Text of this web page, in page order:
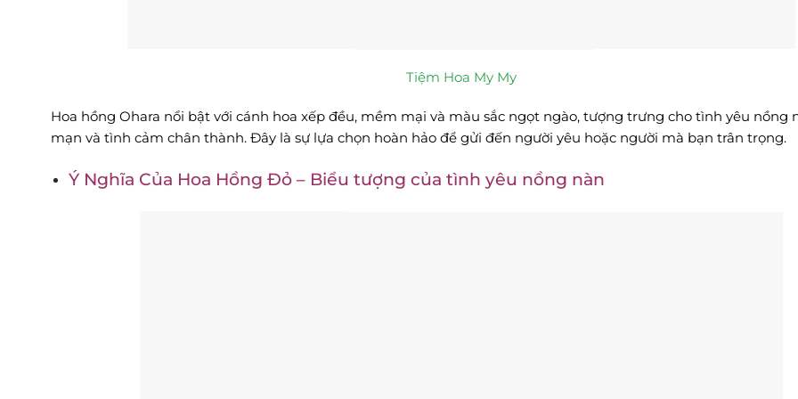
Tiệm Hoa My My
Hoa hồng Ohara nổi bật với cánh hoa xếp đều, mềm mại và màu sắc ngọt ngào, tượng trưng cho tình yêu nồng
mạn và tình cảm chân thành. Đây là sự lựa chọn hoàn hảo để gửi đến người yêu hoặc người mà bạn trân trọng.
Ý Nghĩa Của Hoa Hồng Đỏ – Biểu tượng của tình yêu nồng nàn